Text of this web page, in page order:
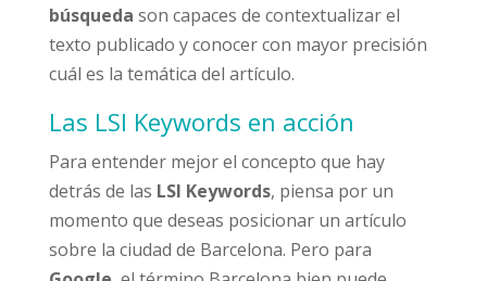
búsqueda son capaces de contextualizar el
texto publicado y conocer con mayor precisión
cuál es la temática del artículo.
Las LSI Keywords en acción
Para entender mejor el concepto que hay
detrás de las LSI Keywords, piensa por un
momento que deseas posicionar un artículo
sobre la ciudad de Barcelona. Pero para